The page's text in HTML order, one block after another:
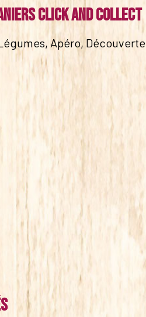
click and collect
Apéro, Découverte